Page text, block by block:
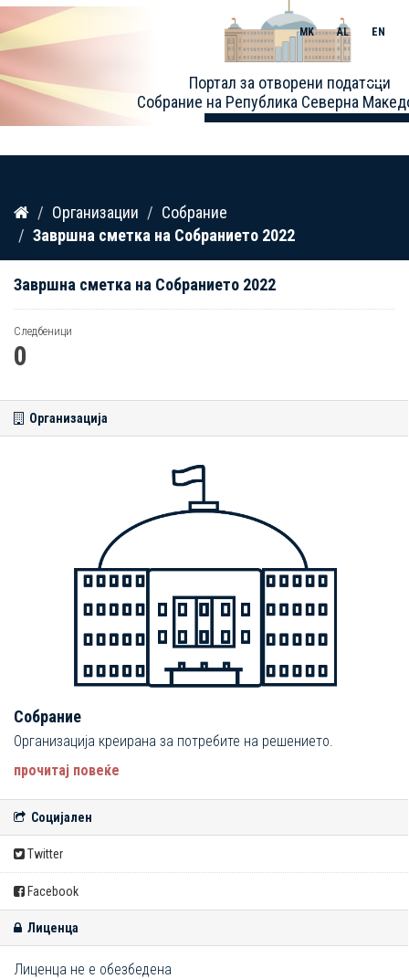
Прескокнете
содржина
Портал за отворени податоци
Собрание на Република Северна
MK AL EN
Toggle
Организации
Собрание
Завршна сметка на Собранието 2022
Завршна сметка на Собранието 2022
Следбеници
0
Организација
Собрание
Организација креирана за потребите на решението.
прочитај повеќе
Социјален
Twitter
Facebook
Лиценца
Лиценца не е обезбедена